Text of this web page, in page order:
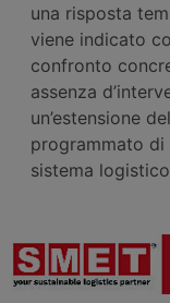
una risposta
viene indicato
confronto
assenza
un’estensione
programmato di
sistema